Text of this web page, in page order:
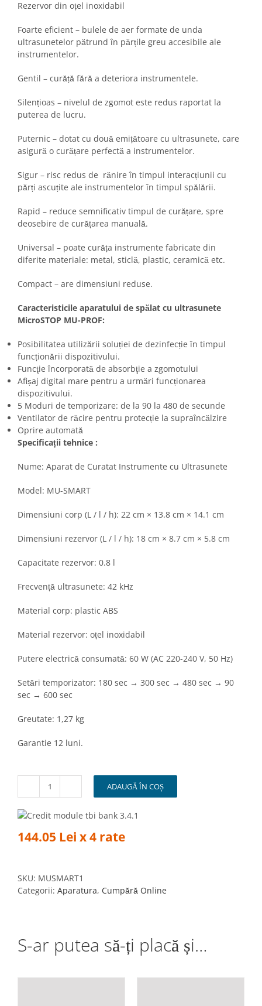
Rezervor din oțel inoxidabil
Foarte eficient – bulele de aer formate de unda
ultrasunetelor pătrund în părțile greu accesibile ale
instrumentelor.
Gentil – curăță fără a deteriora instrumentele.
Silențioas – nivelul de zgomot este redus raportat la
puterea de lucru.
Puternic – dotat cu două emițătoare cu ultrasunete, care
asigură o curățare perfectă a instrumentelor.
Sigur – risc redus de rănire în timpul interacțiunii cu
părți ascuțite ale instrumentelor în timpul spălării.
Rapid – reduce semnificativ timpul de curățare, spre
deosebire de curățarea manuală.
Universal – poate curăța instrumente fabricate din
diferite materiale: metal, sticlă, plastic, ceramică etc.
Compact – are dimensiuni reduse.
Caracteristicile aparatului de spălat cu ultrasunete
MicroSTOP MU-PROF:
Posibilitatea utilizării soluției de dezinfecție în timpul
funcționării dispozitivului.
Funcţie încorporată de absorbţie a zgomotului
Afișaj digital mare pentru a urmări funcționarea
dispozitivului.
5 Moduri de temporizare: de la 90 la 480 de secunde
Ventilator de răcire pentru protecție la supraîncălzire
Oprire automată
Specificații tehnice :
Nume: Aparat de Curatat Instrumente cu Ultrasunete
Model: MU-SMART
Dimensiuni corp (L / l / h): 22 cm × 13.8 cm × 14.1 cm
Dimensiuni rezervor (L / l / h): 18 cm × 8.7 cm × 5.8 cm
Capacitate rezervor: 0.8 l
Frecvență ultrasunete: 42 kHz
Material corp: plastic ABS
Material rezervor: oțel inoxidabil
Putere electrică consumată: 60 W (AC 220-240 V, 50 Hz)
Setări temporizator: 180 sec → 300 sec → 480 sec → 90
sec → 600 sec
Greutate: 1,27 kg
Garantie 12 luni.
Cantitate
de
cu
MU-
SMART,
ADAUGĂ ÎN COȘ
144.05 Lei x 4 rate
SKU: MUSMART1
Categorii: Aparatura, Cumpără Online
S-ar putea să-ți placă și…